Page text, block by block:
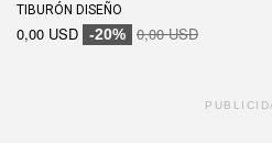
TIBURÓN DISEÑO
0,00 USD -20% 0,00 USD